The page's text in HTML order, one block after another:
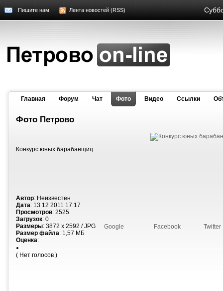
Пишите нам Лента новостей (RSS)
Главная Форум Чат Фото Видео Cсылки
Фото Петрово
Конкурс юных барабанщиц
Автор: Неизвестен
Дата: 13 12 2011 17:17
Просмотров: 2525
Загрузок: 0
Размеры: 3872 x 2592 / JPG
Размер файла: 1,57 МБ
Оценка:
( Нет голосов )
Google Facebook Twitter